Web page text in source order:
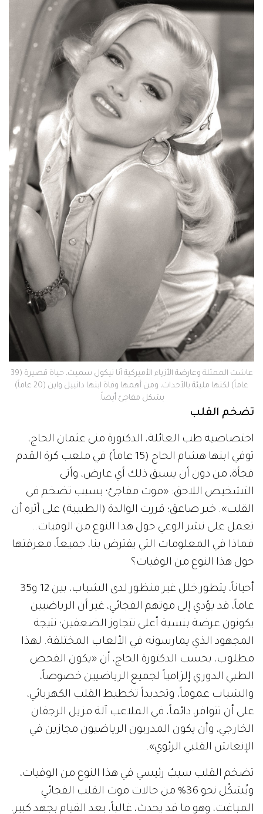
عاشت الممثلة وعارضة الأزياء الأميركية آنا نيكول سميث، حياة قصيرة (39
عاماً) لكنها مليئة بالأحداث، ومن أهمها وفاة ابنها دانييل واين (20 عاماً)
بشكل مفاجئ أيضاً.
تضخم القلب
اختصاصية طب العائلة، الدكتورة منى عثمان الحاج،
توفي ابنها هشام الحاج (15 عاماً) في ملعب كرة القدم
فجأة، من دون أن يسبق ذلك أي عارض، وأتى
التشخيص اللاحق: «موت مفاجئ؛ بسبب تضخم في
القلب». خبر صاعق؛ قررت الوالدة (الطبيبة) على أثره أن
تعمل على نشر الوعي حول هذا النوع من الوفيات..
فماذا في المعلومات التي يفترض بنا، جميعاً، معرفتها
حول هذا النوع من الوفيات؟
أحياناً، يتطور خلل غير منظور لدى الشباب، بين 12 و35
عاماً، قد يؤدي إلى موتهم الفجائي، غير أن الرياضيين
يكونون عرضة بنسبة أعلى تتجاوز الضعفين؛ نتيجة
المجهود الذي يمارسونه في الألعاب المختلفة. لهذا
مطلوب، بحسب الدكتورة الحاج، أن «يكون الفحص
الطبي الدوري إلزامياً لجميع الرياضيين خصوصاً،
والشباب عموماً، وتحديداً تخطيط القلب الكهربائي،
على أن تتوافر، دائماً، في الملاعب آلة مزيل الرجفان
الخارجي، وأن يكون المدربون الرياضيون مجازين في
الإنعاش القلبي الرئوي».
تضخم القلب سببٌ رئيسي في هذا النوع من الوفيات،
ويُشكّل نحو 36% من حالات موت القلب الفجائي
المباغت، وهو ما قد يحدث، غالباً، بعد القيام بجهد كبير.